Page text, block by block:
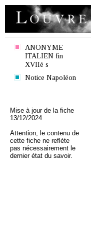
ANONYME
ITALIEN fin
XVIIè s
Notice Napoléon
Mise à jour de la fiche
13/12/2024
Attention, le contenu de
cette fiche ne reflète
pas nécessairement le
dernier état du savoir.